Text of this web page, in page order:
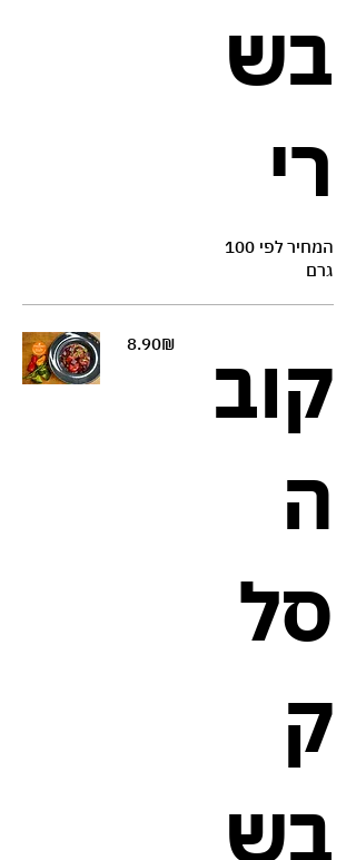
בש
רי
המחיר לפי 100
גרם
קוב
ה
סל
ק
בש
‏8.90 ‏₪